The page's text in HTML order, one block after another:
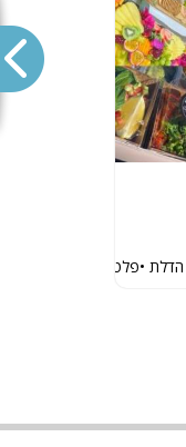
13.01.2016
אלירן
•פלטות פירות ומתוקים